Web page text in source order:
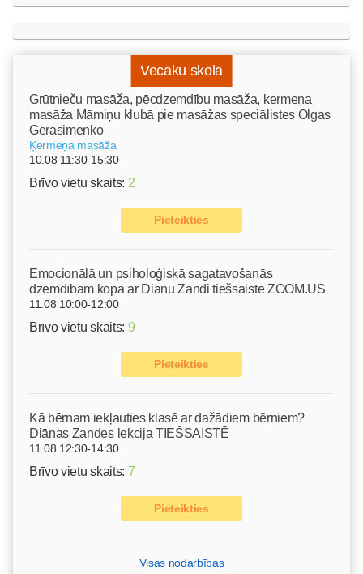
Vecāku skola
Grūtnieču masāža, pēcdzemdību masāža, ķermeņa
masāža Māmiņu klubā pie masāžas speciālistes Olgas
Gerasimenko
Ķermeņa masāža
10.08 11:30-15:30
Brīvo vietu skaits: 2
Pieteikties
Emocionālā un psiholoģiskā sagatavošanās
dzemdībām kopā ar Diānu Zandi tiešsaistē ZOOM.US
11.08 10:00-12:00
Brīvo vietu skaits: 9
Pieteikties
Kā bērnam iekļauties klasē ar dažādiem bērniem?
Diānas Zandes lekcija TIEŠSAISTĒ
11.08 12:30-14:30
Brīvo vietu skaits: 7
Pieteikties
Visas nodarbības